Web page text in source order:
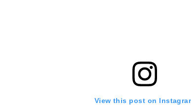
View this post on